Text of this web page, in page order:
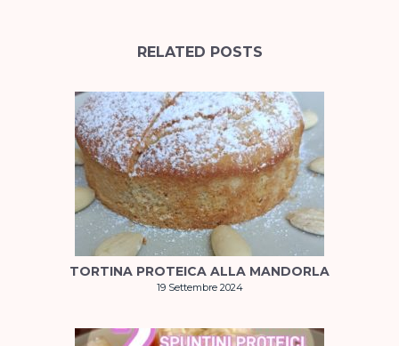
RELATED POSTS
TORTINA PROTEICA ALLA MANDORLA
19 Settembre 2024